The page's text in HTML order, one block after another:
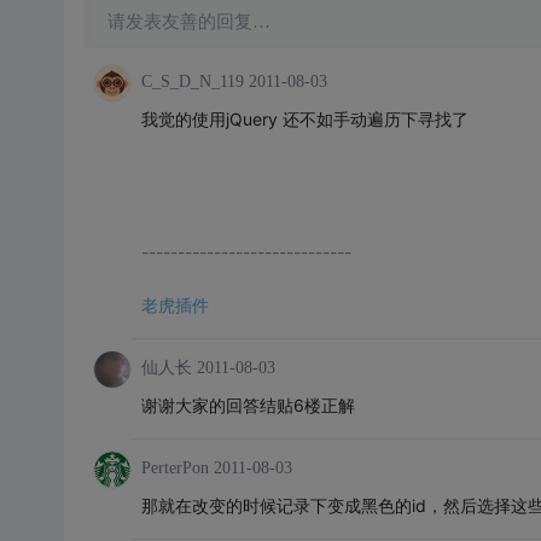
请发表友善的回复…
C_S_D_N_119 2011-08-03
我觉的使用jQuery 还不如手动遍历下寻找了
-----------------------------
老虎插件
仙人长 2011-08-03
谢谢大家的回答结贴6楼正解
PerterPon 2011-08-03
那就在改变的时候记录下变成黑色的id，然后选择这